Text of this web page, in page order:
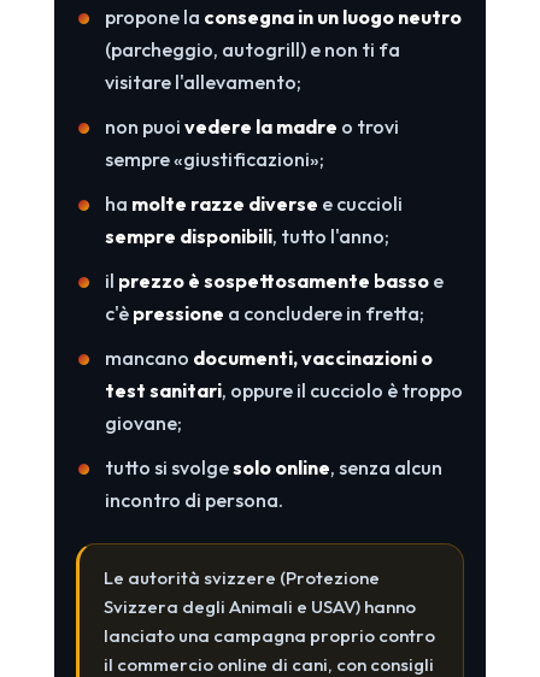
propone la consegna in un luogo neutro
(parcheggio, autogrill) e non ti fa
visitare l'allevamento;
non puoi vedere la madre o trovi
sempre «giustificazioni»;
ha molte razze diverse e cuccioli
sempre disponibili, tutto l'anno;
il prezzo è sospettosamente bassoe
c'è pressione a concludere in fretta;
mancano documenti, vaccinazioni o
test sanitari, oppure il cucciolo è troppo
giovane;
tutto si svolgesolo online, senza alcun
incontro di persona.
Le autorità svizzere (Protezione
Svizzera degli Animali e USAV) hanno
lanciato una campagna proprio contro
il commercio online di cani, con consigli